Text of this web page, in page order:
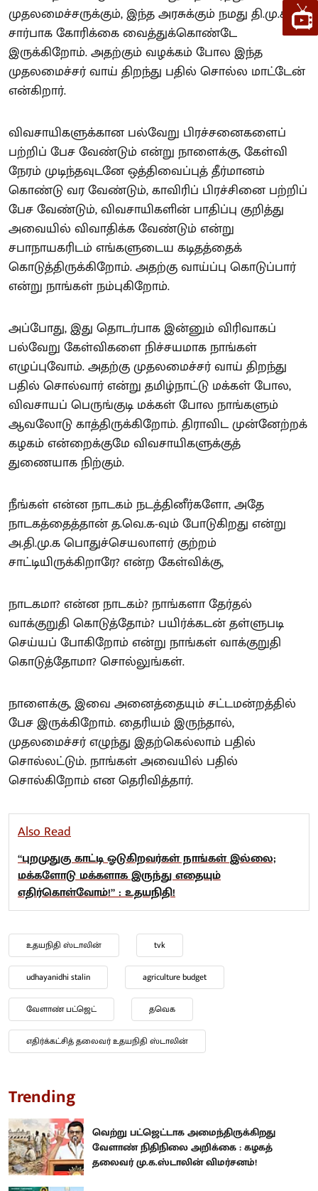
முதலமைச்சருக்கும், இந்த அரசுக்கும் நமது தி.மு.க
சார்பாக கோரிக்கை வைத்துக்கொண்டே
இருக்கிறோம். அதற்கும் வழக்கம் போல இந்த
முதலமைச்சர் வாய் திறந்து பதில் சொல்ல மாட்டேன்
என்கிறார்.
விவசாயிகளுக்கான பல்வேறு பிரச்சனைகளைப்
பற்றிப் பேச வேண்டும் என்று நாளைக்கு, கேள்வி
நேரம் முடிந்தவுடனே ஒத்திவைப்புத் தீர்மானம்
கொண்டு வர வேண்டும், காவிரிப் பிரச்சினை பற்றிப்
பேச வேண்டும், விவசாயிகளின் பாதிப்பு குறித்து
அவையில் விவாதிக்க வேண்டும் என்று
சபாநாயகரிடம் எங்களுடைய கடிதத்தைக்
கொடுத்திருக்கிறோம். அதற்கு வாய்ப்பு கொடுப்பார்
என்று நாங்கள் நம்புகிறோம்.
அப்போது, இது தொடர்பாக இன்னும் விரிவாகப்
பல்வேறு கேள்விகளை நிச்சயமாக நாங்கள்
எழுப்புவோம். அதற்கு முதலமைச்சர் வாய் திறந்து
பதில் சொல்வார் என்று தமிழ்நாட்டு மக்கள் போல,
விவசாயப் பெருங்குடி மக்கள் போல நாங்களும்
ஆவலோடு காத்திருக்கிறோம். திராவிட முன்னேற்றக்
கழகம் என்றைக்குமே விவசாயிகளுக்குத்
துணையாக நிற்கும்.
நீங்கள் என்ன நாடகம் நடத்தினீர்களோ, அதே
நாடகத்தைத்தான் த.வெ.க-வும் போடுகிறது என்று
அ.தி.மு.க பொதுச்செயலாளர் குற்றம்
சாட்டியிருக்கிறாரே? என்ற கேள்விக்கு,
நாடகமா? என்ன நாடகம்? நாங்களா தேர்தல்
வாக்குறுதி கொடுத்தோம்? பயிர்க்கடன் தள்ளுபடி
செய்யப் போகிறோம் என்று நாங்கள் வாக்குறுதி
கொடுத்தோமா? சொல்லுங்கள்.
நாளைக்கு, இவை அனைத்தையும் சட்டமன்றத்தில்
பேச இருக்கிறோம். தைரியம் இருந்தால்,
முதலமைச்சர் எழுந்து இதற்கெல்லாம் பதில்
சொல்லட்டும். நாங்கள் அவையில் பதில்
சொல்கிறோம் என தெரிவித்தார்.
Also Read
“புறமுதுகு காட்டி ஓடுகிறவர்கள் நாங்கள் இல்லை;
மக்களோடு மக்களாக இருந்து எதையும்
எதிர்கொள்வோம்!” : உதயநிதி!
உதயநிதி ஸ்டாலின் tvk
udhayanidhi stalin agriculture budget
வேளாண் பட்ஜெட் தவெக
எதிர்க்கட்சித் தலைவர் உதயநிதி ஸ்டாலின்
Trending
வெற்று பட்ஜெட்டாக அமைந்திருக்கிறது
வேளாண் நிதிநிலை அறிக்கை : கழகத்
தலைவர் மு.க.ஸ்டாலின் விமர்சனம்!